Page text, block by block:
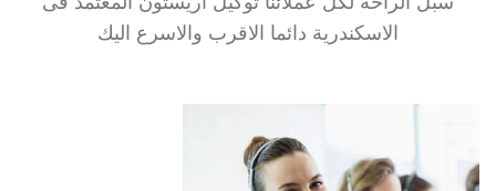
الاسكندرية دائما الاقرب والاسرع اليك